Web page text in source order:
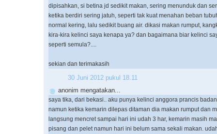
dipisahkan, si betina jd sedikit makan, sering menunduk dan
ketika berdiri sering jatuh, seperti tak kuat menahan beban
normal kering, lalu sedikit buang air. dikasi makan rumput,
kira-kira kelinci saya kenapa ya? dan bagaimana biar kelinci
seperti semula?....
sekian dan terimakasih
30 Juni 2012 pukul 18.11
anonim mengatakan...
saya tika, dari bekasi.. aku punya kelinci anggora prancis
namun ketika kemarin dilepas ditaman dia makan rumput dan
langsung mencret sampai hari ini udah 3 har, kemarin masih
pisang dan pelet namun hari ini belum sama sekali makan.